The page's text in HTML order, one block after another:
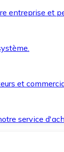
entreprise et
et
service